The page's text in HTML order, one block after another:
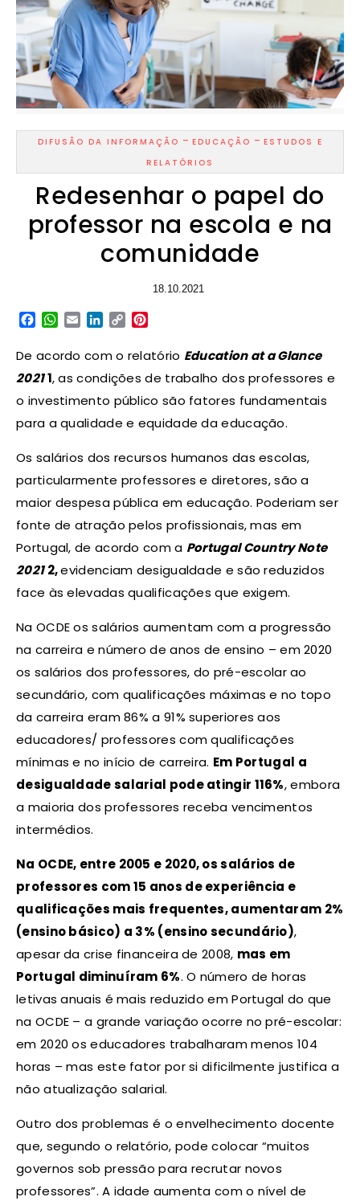
DIFUSÃO DA INFORMAÇÃO - EDUCAÇÃO - ESTUDOS E
RELATÓRIOS
Redesenhar o papel do
professor na escola e na
comunidade
18.10.2021
Facebook
WhatsApp
EmailLinkedIn
Copy
De acordo com o relatório Education at a Glance
20211, as condições de trabalho dos professores e
o investimento público são fatores fundamentais
para a qualidade e equidade da educação.
Os salários dos recursos humanos das escolas,
particularmente professores e diretores, são a
maior despesa pública em educação. Poderiam ser
fonte de atração pelos profissionais, mas em
Portugal, de acordo com a Portugal Country Note
20212,evidenciam desigualdade e são reduzidos
face às elevadas qualificações que exigem.
Na OCDE os salários aumentam com a progressão
na carreira e número de anos de ensino – em 2020
os salários dos professores, do pré-escolar ao
secundário, com qualificações máximas e no topo
da carreira eram 86% a 91% superiores aos
educadores/ professores com qualificações
mínimas e no início de carreira. Em Portugal a
desigualdade salarial pode atingir 116%, embora
a maioria dos professores receba vencimentos
intermédios.
Na OCDE, entre 2005 e 2020, os salários de
professores com 15 anos de experiência e
qualificações mais frequentes, aumentaram 2%
(ensino básico) a 3% (ensino secundário),
apesar da crise financeira de 2008, mas em
Portugal diminuíram 6%. O número de horas
letivas anuais é mais reduzido em Portugal do que
na OCDE – a grande variação ocorre no pré-escolar:
em 2020 os educadores trabalharam menos 104
horas – mas este fator por si dificilmente justifica a
não atualização salarial.
Outro dos problemas é o envelhecimento docente
que, segundo o relatório, pode colocar “muitos
governos sob pressão para recrutar novos
professores”. A idade aumenta com o nível de